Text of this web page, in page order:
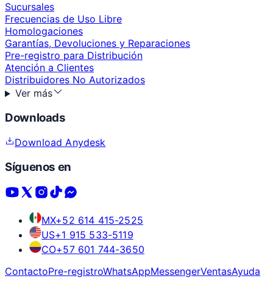
Sucursales
Frecuencias de Uso Libre
Homologaciones
Garantías, Devoluciones y Reparaciones
Pre-registro para Distribución
Atención a Clientes
Distribuidores No Autorizados
Ver más
Downloads
Download Anydesk
Síguenos en
MX+52 614 415-2525
US+1 915 533-5119
CO+57 601 744-3650
ContactoPre-registroWhatsAppMessengerVentasAyuda